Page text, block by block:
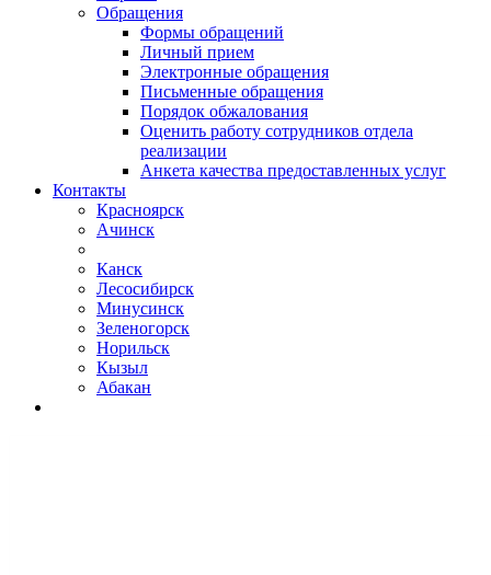
Обращения
Формы обращений
Личный прием
Электронные обращения
Письменные обращения
Порядок обжалования
Оценить работу сотрудников отдела
реализации
Анкета качества предоставленных услуг
Контакты
Красноярск
Ачинск
Канск
Лесосибирск
Минусинск
Зеленогорск
Норильск
Кызыл
Абакан